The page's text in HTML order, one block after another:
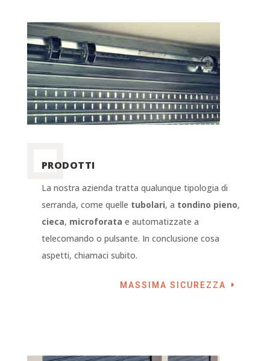
PRODOTTI
La nostra azienda tratta qualunque tipologia di
serranda, come quelle tubolari, a tondino pieno,
cieca, microforata e automatizzate a
telecomando o pulsante. In conclusione cosa
aspetti, chiamaci subito.
MASSIMA SICUREZZA